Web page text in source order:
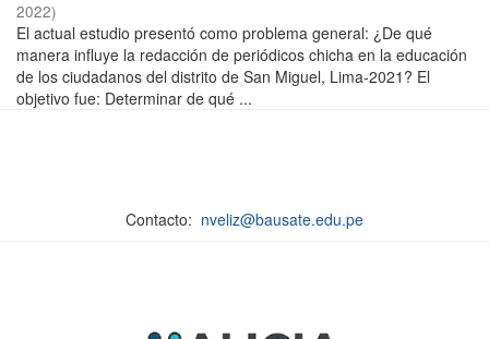
2022)
El actual estudio presentó como problema general: ¿De qué
manera influye la redacción de periódicos chicha en la educación
de los ciudadanos del distrito de San Miguel, Lima-2021? El
objetivo fue: Determinar de qué ...
Contacto: nveliz@bausate.edu.pe